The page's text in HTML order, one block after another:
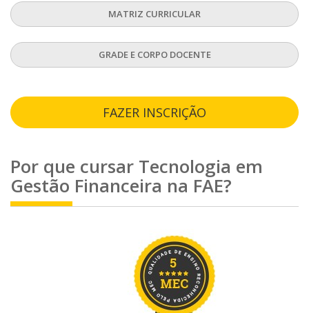
MATRIZ CURRICULAR
GRADE E CORPO DOCENTE
FAZER INSCRIÇÃO
Por que cursar Tecnologia em
Gestão Financeira na FAE?